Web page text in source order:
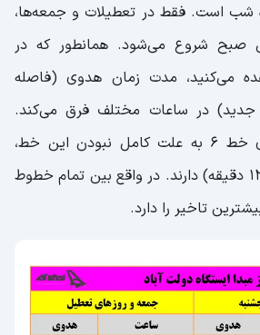
است. فقط در تعطیلات و جمعه‌ها،
شروع می‌شود. همانطور که در
می‌کنید، مدت زمان هدوی (فاصله
جدید) در ساعات مختلف فرق می‌کند.
درحال حاضر قطارهای خط 6 به علت کامل نبودن این خط،
تاخیر زیادی (بیش از 12 دقیقه) دارند. در واقع بین تمام خطوط
تاخیر را دارد.